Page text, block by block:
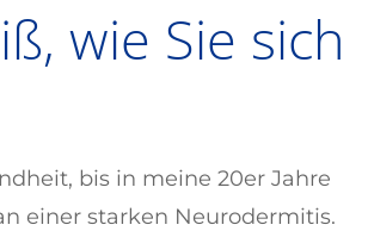
wie Sie sich
bis in meine 20er Jahre
einer starken Neurodermitis.